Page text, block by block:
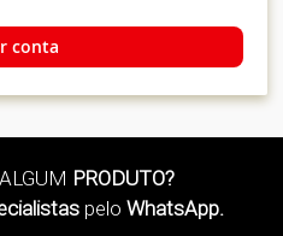
conta
PRODUTO?
pelo WhatsApp.